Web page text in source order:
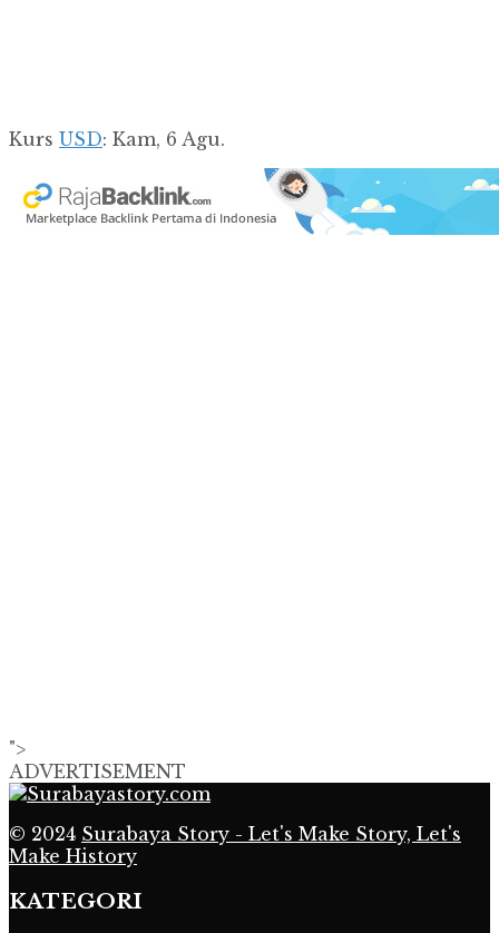
Kurs USD: Kam, 6 Agu.
">
ADVERTISEMENT
© 2024 Surabaya Story - Let's Make Story, Let's
Make History
KATEGORI